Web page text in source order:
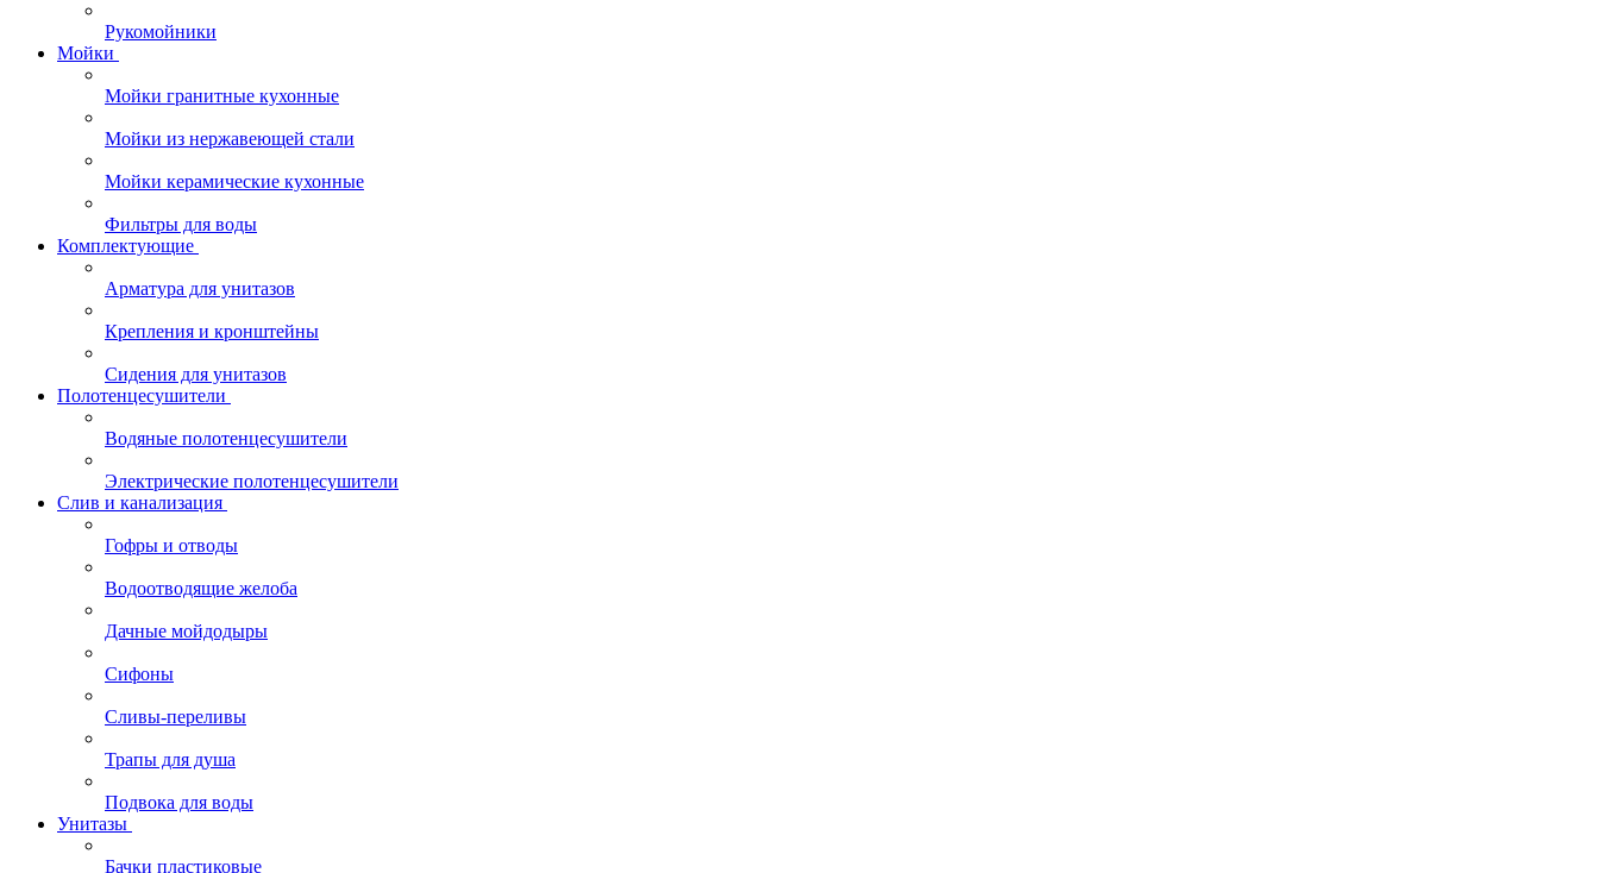
Рукомойники
Мойки
Мойки гранитные кухонные
Мойки из нержавеющей стали
Мойки керамические кухонные
Фильтры для воды
Комплектующие
Арматура для унитазов
Крепления и кронштейны
Сидения для унитазов
Полотенцесушители
Водяные полотенцесушители
Электрические полотенцесушители
Слив и канализация
Гофры и отводы
Водоотводящие желоба
Дачные мойдодыры
Сифоны
Сливы-переливы
Трапы для душа
Подвока для воды
Унитазы
Бачки пластиковые